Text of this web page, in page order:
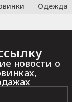
Одежда
новости о